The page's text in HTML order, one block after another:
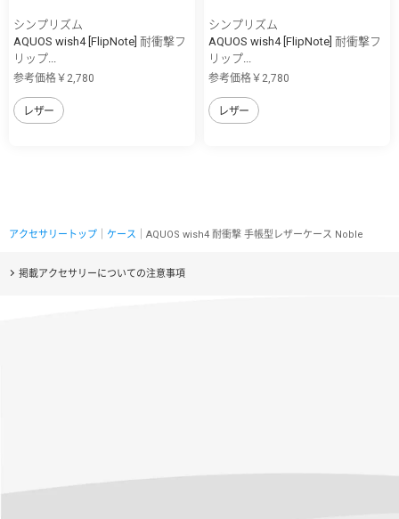
シンプリズム
AQUOS wish4 [FlipNote] 耐衝撃フ
リップ...
参考価格￥2,780
レザー
シンプリズム
AQUOS wish4 [FlipNote] 耐衝撃フ
リップ...
参考価格￥2,780
レザー
アクセサリートップ ケース ｜AQUOS wish4 耐衝撃 手帳型レザーケース Noble
掲載アクセサリーについての注意事項